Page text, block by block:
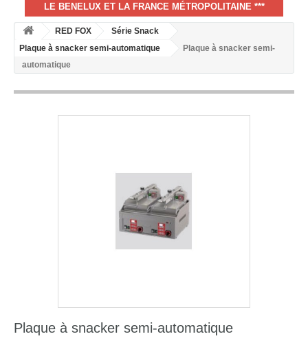
LE BENELUX ET LA FRANCE MÉTROPOLITAINE ***
RED FOX
Série Snack
Plaque à snacker semi-automatique
Plaque à snacker semi-
automatique
Plaque à snacker semi-automatique